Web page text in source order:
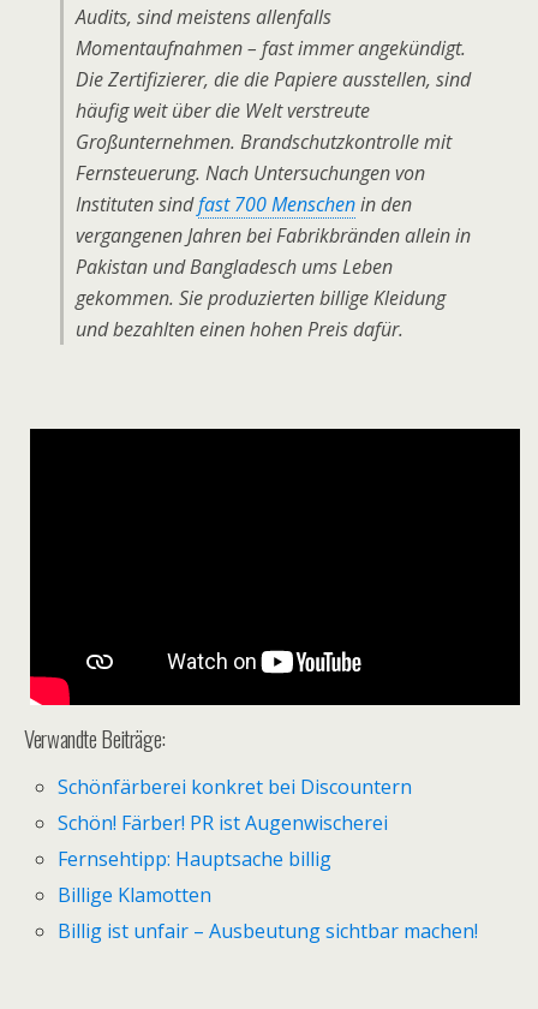
Audits, sind meistens allenfalls
Momentaufnahmen – fast immer angekündigt.
Die Zertifizierer, die die Papiere ausstellen, sind
häufig weit über die Welt verstreute
Großunternehmen. Brandschutzkontrolle mit
Fernsteuerung. Nach Untersuchungen von
Instituten sindfast 700 Menschenin den
vergangenen Jahren bei Fabrikbränden allein in
Pakistan und Bangladesch ums Leben
gekommen. Sie produzierten billige Kleidung
und bezahlten einen hohen Preis dafür.
Verwandte Beiträge:
Schönfärberei konkret bei Discountern
Schön! Färber! PR ist Augenwischerei
Fernsehtipp: Hauptsache billig
Billige Klamotten
Billig ist unfair – Ausbeutung sichtbar machen!